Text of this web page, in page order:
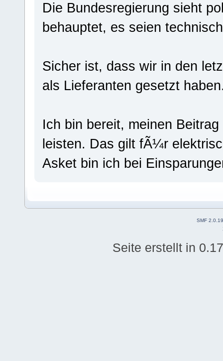
Die Bundesregierung sieht
behauptet, es seien
Sicher ist, dass wir in den
als Lieferanten gesetzt
Ich bin bereit, meinen
leisten. Das gilt fÃ¼r
Asket bin ich bei
SMF 2.0.19
Seite erstellt in